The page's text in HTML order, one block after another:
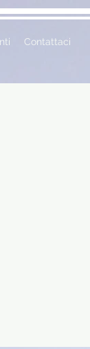
Contattaci